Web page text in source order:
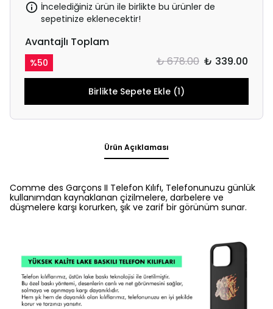
İncelediğiniz ürün ile birlikte bu ürünler de
sepetinize eklenecektir!
Avantajlı Toplam
%50 ₺ 678.00 ₺ 339.00
Birlikte Sepete Ekle (1)
Ürün Açıklaması
Comme des Garçons II Telefon Kılıfı, Telefonunuzu günlük
kullanımdan kaynaklanan çizilmelere, darbelere ve
düşmelere karşı korurken, şık ve zarif bir görünüm sunar.